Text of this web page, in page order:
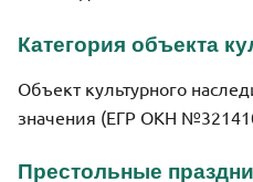
Категория объекта
Объект культурного
значения (ЕГР ОКН №
Престольные